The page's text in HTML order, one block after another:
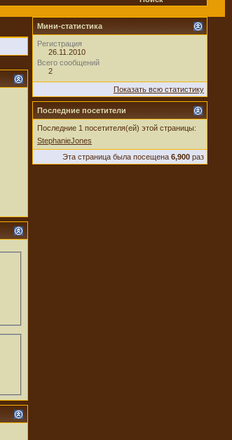
Мини-статистика
Регистрация
26.11.2010
Всего сообщений
2
Показать всю статистику
Последние посетители
Последние 1 посетителя(ей) этой страницы:
StephanieJones
Эта страница была посещена 6,900 раз